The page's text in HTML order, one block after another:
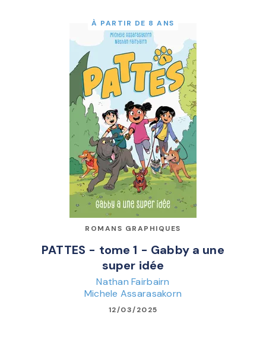
À PARTIR DE 8 ANS
ROMANS GRAPHIQUES
PATTES - tome 1 - Gabby a une
super idée
Nathan Fairbairn
Michele Assarasakorn
12/03/2025